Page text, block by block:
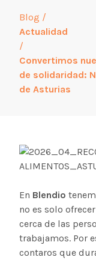
Blog /
Actualidad
/
Convertimos
de solidaridad:
de Asturias
En Blendio
no es solo
cerca de las
trabajamos. Por
contaros que